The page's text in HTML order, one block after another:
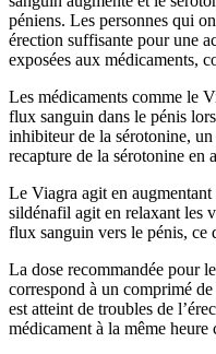
péniens. Les personnes qui
érection suffisante pour une
exposées aux médicaments,
Les médicaments comme le
flux sanguin dans le pénis
inhibiteur de la sérotonine,
recapture de la sérotonine en
Le Viagra agit en
sildénafil agit en relaxant les
flux sanguin vers le pénis, ce
La dose recommandée pour
correspond à un comprimé
est atteint de troubles de
médicament à la même heure